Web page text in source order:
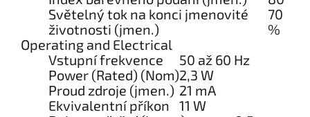
Světelný tok na konci jmenovité
životnosti (jmen.)
70
%
Operating and Electrical
Vstupní frekvence
50 až 60 Hz
Power (Rated) (Nom)2,3 W
Proud zdroje (jmen.) 21 mA
Ekvivalentní příkon
11 W